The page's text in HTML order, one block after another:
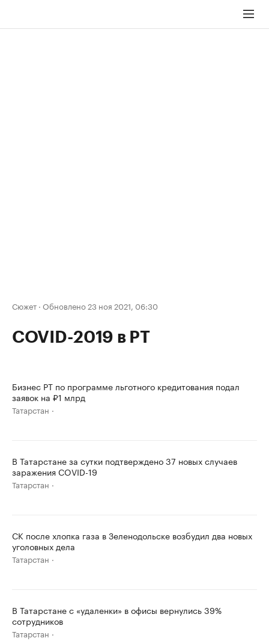
Сюжет · Обновлено 23 ноя 2021, 06:30
COVID-2019 в РТ
Бизнес РТ по программе льготного кредитования подал
заявок на ₽1 млрд
Татарстан
В Татарстане за сутки подтверждено 37 новых случаев
заражения COVID-19
Татарстан
СК после хлопка газа в Зеленодольске возбудил два новых
уголовных дела
Татарстан
В Татарстане с «удаленки» в офисы вернулись 39%
сотрудников
Татарстан